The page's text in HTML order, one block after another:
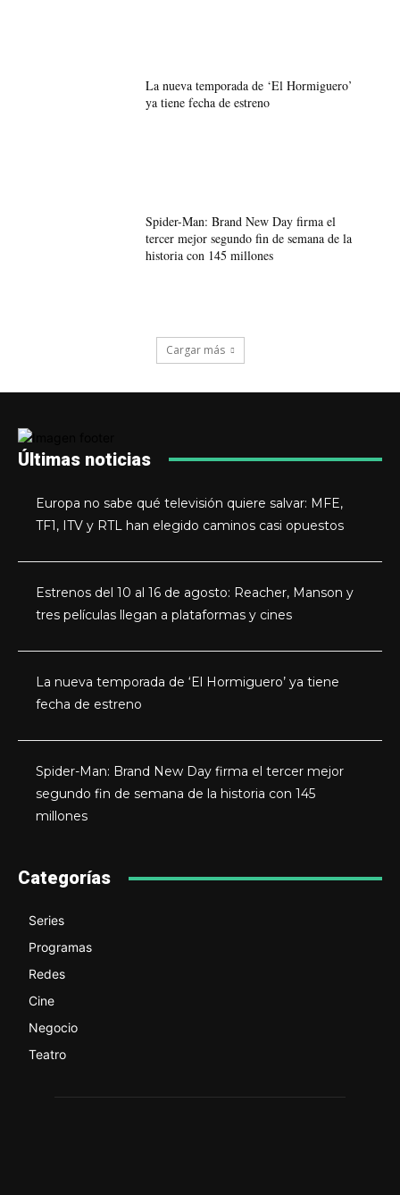
La nueva temporada de ‘El Hormiguero’
ya tiene fecha de estreno
Spider-Man: Brand New Day firma el
tercer mejor segundo fin de semana de la
historia con 145 millones
Cargar más
Últimas noticias
Europa no sabe qué televisión quiere salvar: MFE,
TF1, ITV y RTL han elegido caminos casi opuestos
Estrenos del 10 al 16 de agosto: Reacher, Manson y
tres películas llegan a plataformas y cines
La nueva temporada de ‘El Hormiguero’ ya tiene
fecha de estreno
Spider-Man: Brand New Day firma el tercer mejor
segundo fin de semana de la historia con 145
millones
Categorías
Series
Programas
Redes
Cine
Negocio
Teatro